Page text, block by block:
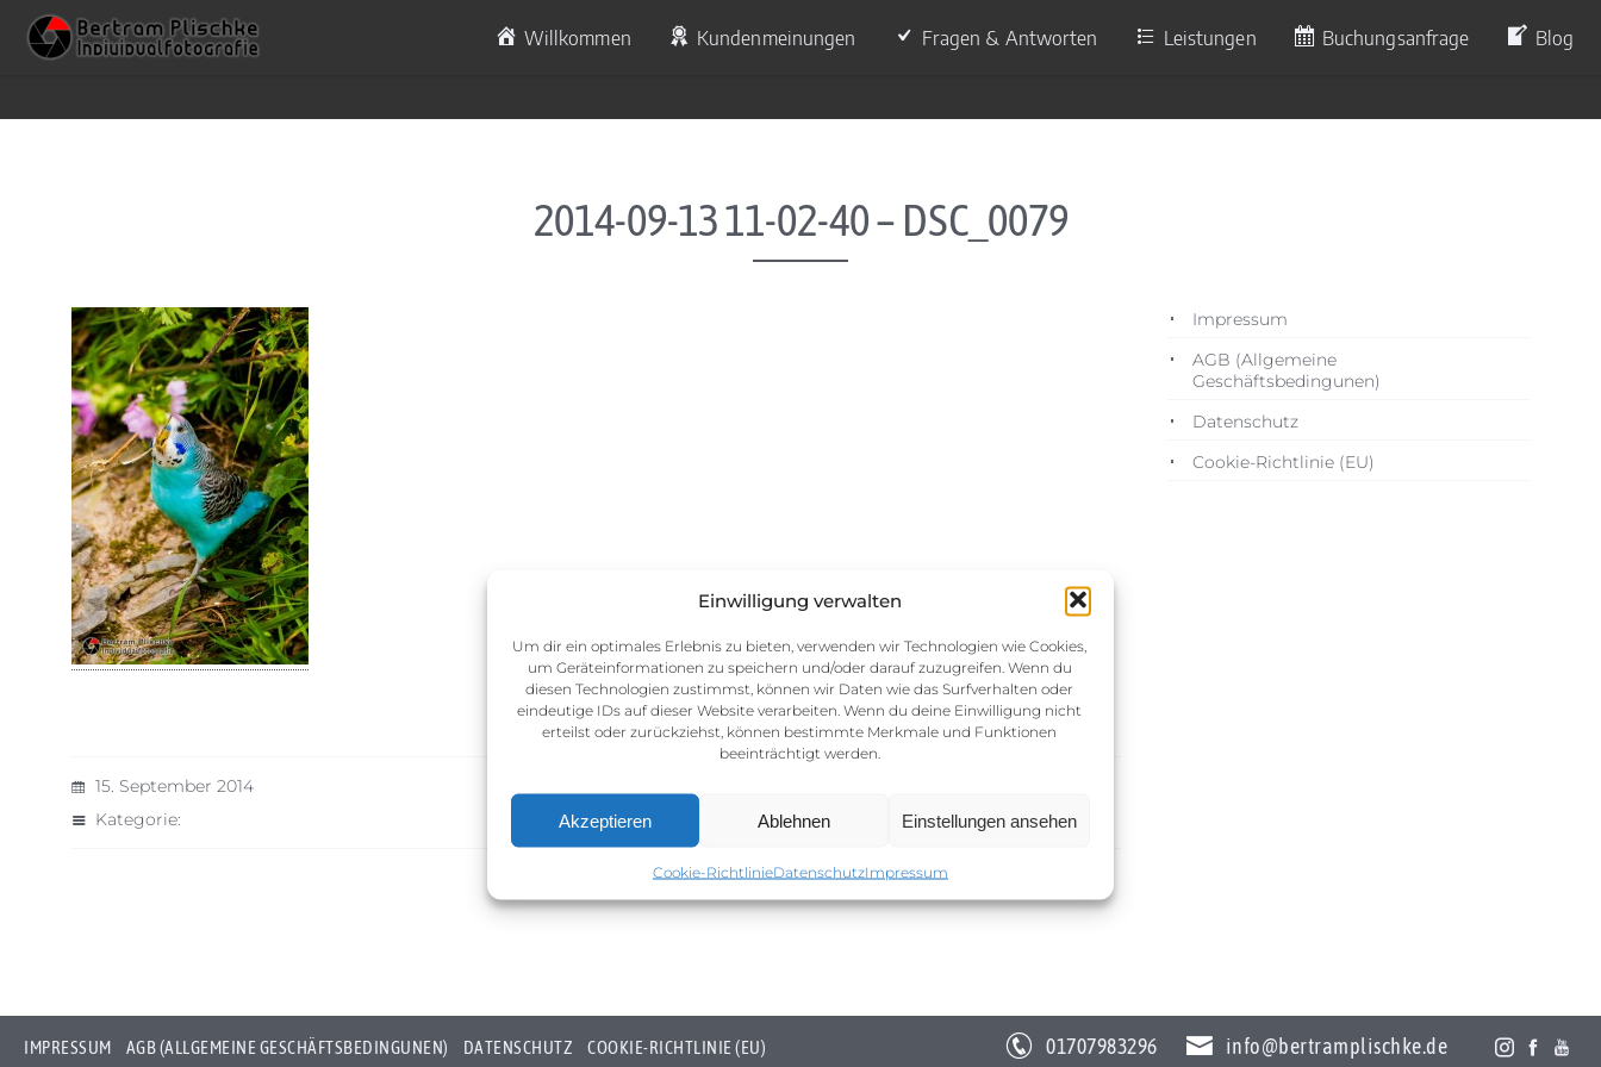
Einwilligung verwalten
Um dir ein optimales Erlebnis zu bieten, verwenden wir Technologien wie Cookies,
um Geräteinformationen zu speichern und/oder darauf zuzugreifen. Wenn du
diesen Technologien zustimmst, können wir Daten wie das Surfverhalten oder
eindeutige IDs auf dieser Website verarbeiten. Wenn du deine Einwilligung nicht
erteilst oder zurückziehst, können bestimmte Merkmale und Funktionen
beeinträchtigt werden.
Akzeptieren Ablehnen Einstellungen ansehen
Cookie-RichtlinieDatenschutzImpressum
Skip to content Willkommen Kundenmeinungen Fragen & Antworten Leistungen Buchungsanfrage Blog
2014-09-13 11-02-40 – DSC_0079
15. September 2014
Kategorie:
Impressum
AGB (Allgemeine
Geschäftsbedingunen)
Datenschutz
Cookie-Richtlinie (EU)
IMPRESSUM AGB (ALLGEMEINE GESCHÄFTSBEDINGUNEN) DATENSCHUTZ COOKIE-RICHTLINIE (EU) 01707983296 info@bertramplischke.de